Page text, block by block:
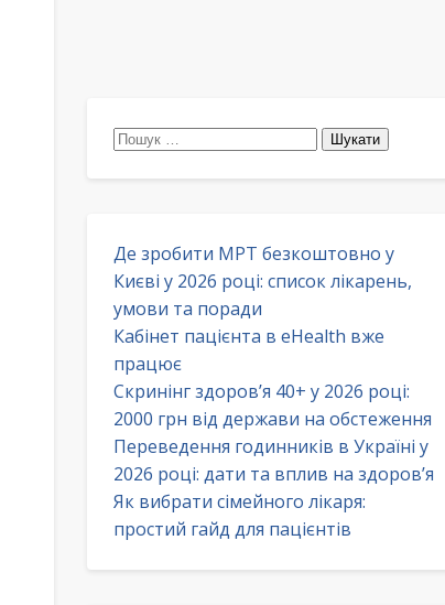
Пошук:
Де зробити МРТ безкоштовно у
Києві у 2026 році: список лікарень,
умови та поради
Кабінет пацієнта в eHealth вже
працює
Скринінг здоров’я 40+ у 2026 році:
2000 грн від держави на обстеження
Переведення годинників в Україні у
2026 році: дати та вплив на здоров’я
Як вибрати сімейного лікаря:
простий гайд для пацієнтів